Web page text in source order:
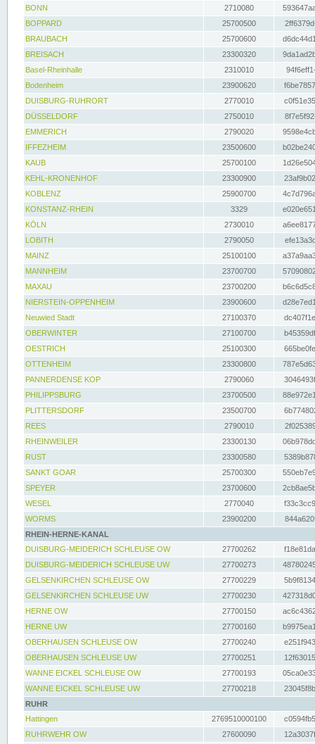
BONN
2710080
BOPPARD
25700500
BRAUBACH
25700600
BREISACH
23300320
Basel-Rheinhalle
2310010
Bodenheim
23900620
DUISBURG-RUHRORT
2770010
DÜSSELDORF
2750010
EMMERICH
2790020
IFFEZHEIM
23500600
KAUB
25700100
KEHL-KRONENHOF
23300900
KOBLENZ
25900700
KONSTANZ-RHEIN
3329
KÖLN
2730010
LOBITH
2790050
MAINZ
25100100
MANNHEIM
23700700
MAXAU
23700200
NIERSTEIN-OPPENHEIM
23900600
Neuwied Stadt
27100370
OBERWINTER
27100700
OESTRICH
25100300
OTTENHEIM
23300800
PANNERDENSE KOP
2790060
PHILIPPSBURG
23700500
PLITTERSDORF
23500700
REES
2790010
RHEINWEILER
23300130
RUST
23300580
SANKT GOAR
25700300
SPEYER
23700600
WESEL
2770040
WORMS
23900200
RHEIN-HERNE-KANAL
DUISBURG-MEIDERICH SCHLEUSE OW
27700262
DUISBURG-MEIDERICH SCHLEUSE UW
27700273
GELSENKIRCHEN SCHLEUSE OW
27700229
GELSENKIRCHEN SCHLEUSE UW
27700230
HERNE OW
27700150
HERNE UW
27700160
OBERHAUSEN SCHLEUSE OW
27700240
OBERHAUSEN SCHLEUSE UW
27700251
WANNE EICKEL SCHLEUSE OW
27700193
WANNE EICKEL SCHLEUSE UW
27700218
RUHR
Hattingen
2769510000100
RUHRWEHR OW
27600090